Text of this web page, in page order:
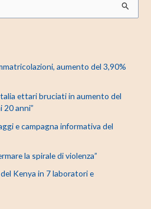
aumento del 3,90%
ettari bruciati in aumento del
20 anni”
e campagna informativa del
la spirale di violenza”
Kenya in 7 laboratori e